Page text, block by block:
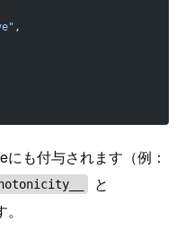
,
にも付与されます（例：
と